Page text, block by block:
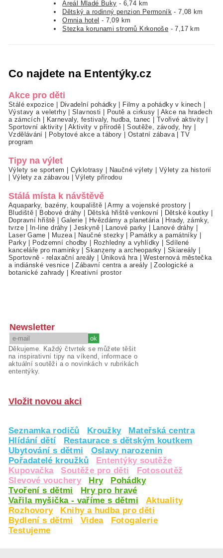
Areál Mladé Buky - 6,74 km
Dětský a rodinný penzion Permoník - 7,08 km
Omnia hotel - 7,09 km
Stezka korunami stromů Krkonoše - 7,17 km
Co najdete na Ententýky.cz
Akce pro děti
Stálé expozice Divadelní pohádky Filmy a pohádky v kinech
Výstavy a veletrhy|Slavnosti Poutě a cirkusy
Akce na hradech
a zámcích
Karnevaly, festivaly, hudba, tanec Tvořivé aktivity
Sportovní aktivity|Aktivity v přírodě |Soutěže, závody, hry
Vzdělávání
Pobytové akce a tábory Ostatní zábava|TV
program
Tipy na výlet
Výlety se sportem Cyklotrasy Naučné výlety
Výlety za historií
Výlety za zábavou |Výlety přírodou
Stálá místa k návštěvě
Aquaparky, bazény, koupaliště |Army a vojenské prostory
Bludiště
Bobové dráhy Dětská hřiště venkovní Dětské koutky
Dopravní hřiště
Galerie Hvězdárny a planetária|
Hrady, zámky,
tvrze| In-line dráhy |Jeskyně| Lanové parky Lanové dráhy
Laser Game
Muzea| Naučné stezky Památky a památníky
Parky| Podzemní chodby Rozhledny a vyhlídky
Sdílené
kanceláře pro maminky |Skanzeny a archeoparky Skiareály
Sportovně - relaxační areály
Úniková hra|Westernová městečka
a indiánské vesnice |Zábavní centra a areály |Zoologické a
botanické zahrady
Kreativní prostor
Newsletter
Děkujeme. Každý čtvrtek se můžete těšit
na inspirativní tipy na víkend, informace o
aktuální soutěži a o novinkách v rubrikách
ententýky.
Vložit novou akci
Seznamka rodičů Kroužky
Mateřská centra
Hlídání dětí
Restaurace s dětským koutkem
Ubytování s dětmi
Oslavy narozenin
Pořadatelé kroužků
Ententýky soutěže
Kupovačka
Soutěže pro děti
Fotosoutěž
Slevové vouchery
Hry
Pohádky
Tvoření s dětmi
Hry pro hravé
Vařila myšička - vaříme s dětmi
Aktuality
Rozhovory
Knihy a hudba pro děti
Bydlení s dětmi
Videa
Fotogalerie
Testujeme